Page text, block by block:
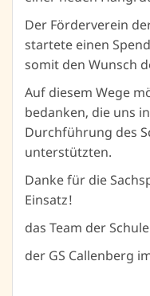
Der Förderverein
startete einen
somit den Wunsch
Auf diesem Wege
bedanken, die uns
Durchführung des
unterstützten.
Danke für die
Einsatz!
das Team der
der GS Callenberg